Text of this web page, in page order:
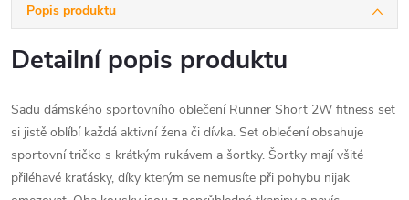
Popis produktu
Detailní popis produktu
Sadu dámského sportovního oblečení Runner Short 2W fitness set
si jistě oblíbí každá aktivní žena či dívka. Set oblečení obsahuje
sportovní tričko s krátkým rukávem a šortky. Šortky mají všité
přiléhavé kraťásky, díky kterým se nemusíte při pohybu nijak